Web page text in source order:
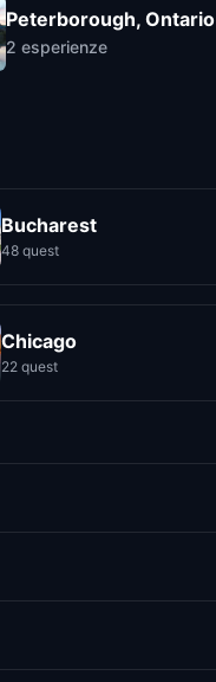
Peterborough, Ontario
2 esperienze
Bucharest
48 quest
Chicago
22 quest